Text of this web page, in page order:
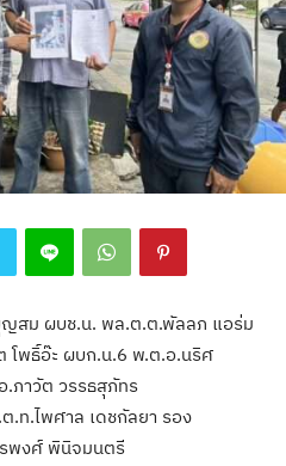
สม ผบช.น. พล.ต.ต.พัลลภ แอร่ม
โพธิ์อ๊ะ ผบก.น.6 พ.ต.อ.นริศ
ภาวัต วรรธสุภัทร
.ท.ไพศาล เดชกัลยา รอง
พงศ์ พินิจมนตรี